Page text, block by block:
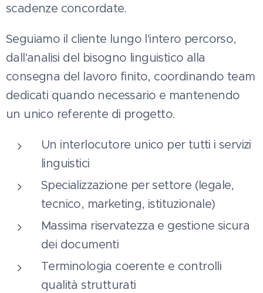
scadenze concordate.
Seguiamo il cliente lungo l'intero percorso,
dall'analisi del bisogno linguistico alla
consegna del lavoro finito, coordinando team
dedicati quando necessario e mantenendo
un unico referente di progetto.
Un interlocutore unico per tutti i servizi
linguistici
Specializzazione per settore (legale,
tecnico, marketing, istituzionale)
Massima riservatezza e gestione sicura
dei documenti
Terminologia coerente e controlli
qualità strutturati